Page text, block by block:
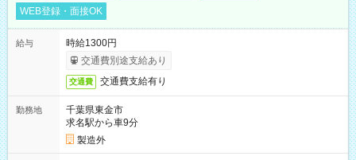
WEB登録・面接OK
給与
時給1300円
交通費別途支給あり
交通費 交通費支給有り
勤務地
千葉県東金市
求名駅から車9分
製造外